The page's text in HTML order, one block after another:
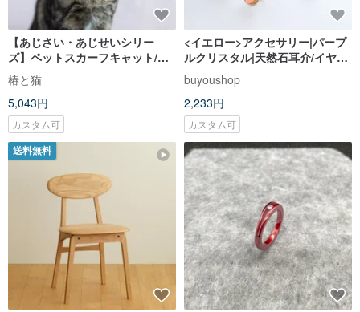
【あじさい・あじせいシリー
ズ】ペットスカーフキャット/ド
ッグフラワーフローラルクロス
フラワーパープル
椿と猫
5,043円
カスタム可
<イエロー>アクセサリー|パープ
ルクリスタル|天然石耳介/イヤリ
ング
buyoushop
2,233円
カスタム可
送料無料